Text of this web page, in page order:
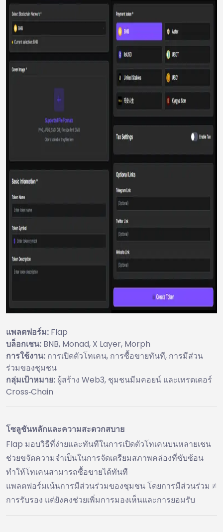
แพลตฟอร์ม: Flap
บล็อกเชน: BNB, Monad, X Layer, Morph
การใช้งาน: การเปิดตัวโทเคน, การซื้อขายทันที, การมีส่วน
ร่วมของชุมชน
กลุ่มเป้าหมาย: ผู้สร้าง Web3, ชุมชนมีมคอยน์ และเทรดเดอร์
Cross‑Chain
โซลูชันหลักและความสะดวกสบาย
Flap มอบวิธีที่ง่ายและทันทีในการเปิดตัวโทเคนบนหลายเชน
ช่วยขจัดความจำเป็นในการจัดเตรียมสภาพคล่องที่ซับซ้อน
ทำให้โทเคนสามารถซื้อขายได้ทันที
แพลตฟอร์มเน้นการมีส่วนร่วมของชุมชน โดยการมีส่วนร่วม ≠
การรับรอง แต่ยังคงช่วยเพิ่มการมองเห็นและการยอมรับ